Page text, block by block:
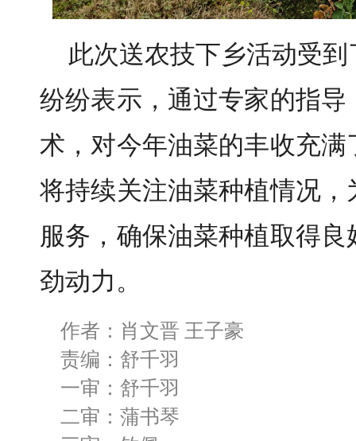
此次送农技下乡活动受
纷纷表示，通过专家的指
术，对今年油菜的丰收充
将持续关注油菜种植情况
服务，确保油菜种植取得
劲动力。
作者：肖文晋 王子豪
责编：舒千羽
一审：舒千羽
二审：蒲书琴